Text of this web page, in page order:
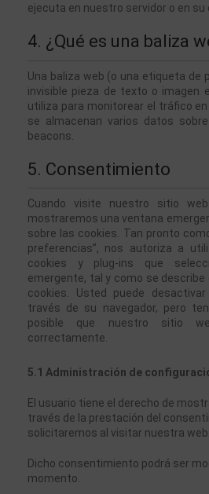
ejecuta en nuestro servidor o en su
4. ¿Qué es una baliza
Una baliza web (o una etiqueta de
invisible pieza de texto o imagen
utiliza para monitorear el tráfico
se almacenan varios datos
beacons.
5. Consentimiento
Cuando visite nuestro sitio
mostraremos una ventana
sobre las cookies. Tan pronto
preferencias”, nos autoriza a
cookies y plug-ins que
emergente, tal y como se
cookies. Usted puede
través de su navegador, pero
posible que nuestro sitio
correctamente.
5.1 Administración de
El usuario tiene el derecho de
través de la prestación del
solicitaremos al visitar nuestra web.
Dicho consentimiento podrá ser
momento.